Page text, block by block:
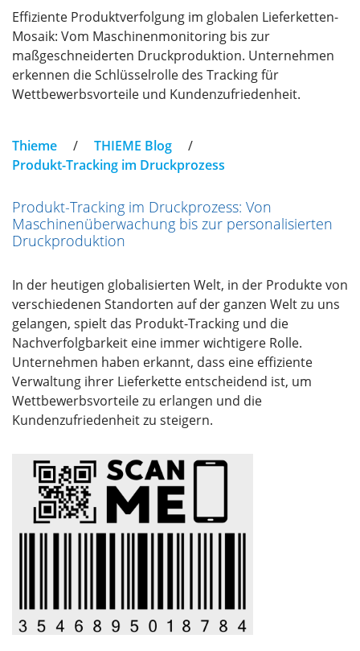
Effiziente Produktverfolgung im globalen Lieferketten-
Mosaik: Vom Maschinenmonitoring bis zur
maßgeschneiderten Druckproduktion. Unternehmen
erkennen die Schlüsselrolle des Tracking für
Wettbewerbsvorteile und Kundenzufriedenheit.
Thieme / THIEME Blog
/
Produkt-Tracking im Druckprozess
Produkt-Tracking im Druckprozess: Von
Maschinenüberwachung bis zur personalisierten
Druckproduktion
In der heutigen globalisierten Welt, in der Produkte von
verschiedenen Standorten auf der ganzen Welt zu uns
gelangen, spielt das Produkt-Tracking und die
Nachverfolgbarkeit eine immer wichtigere Rolle.
Unternehmen haben erkannt, dass eine effiziente
Verwaltung ihrer Lieferkette entscheidend ist, um
Wettbewerbsvorteile zu erlangen und die
Kundenzufriedenheit zu steigern.